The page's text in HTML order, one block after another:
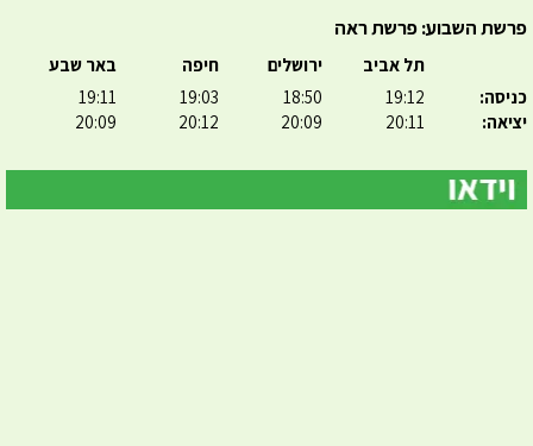
פרשת השבוע: פרשת ראה
כניסה:
יציאה:
תל אביב
19:12
20:11
ירושלים
18:50
20:09
חיפה
19:03
20:12
באר שבע
19:11
20:09